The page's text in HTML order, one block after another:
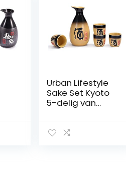
Urban Lifestyle
Sake Set Kyoto
5-delig van